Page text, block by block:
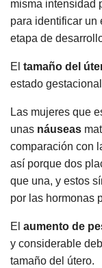
misma intensidad
para identificar un
etapa de
El tamaño del
estado
Las mujeres que
unas náuseas
comparación con
así porque dos
que una, y estos
por las hormonas
El aumento de
y considerable
tamaño del útero.